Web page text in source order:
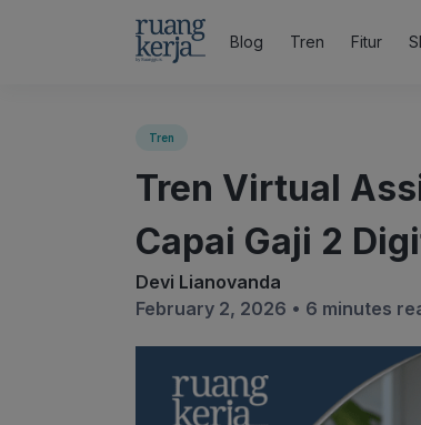
Blog Tren Fitur
Tren
Tren Virtual
Capai Gaji 2
Devi Lianovanda
February 2, 2026 • 6 minutes